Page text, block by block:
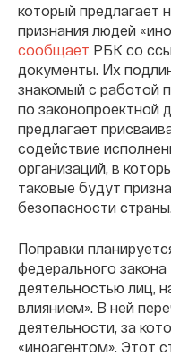
который предлагает
признания людей
сообщает РБК со
документы. Их
знакомый с работой
по законопроектной
предлагает
содействие
организаций, в
таковые будут
безопасности страны.
Поправки
федерального
деятельностью лиц,
влиянием». В ней
деятельности, за
«иноагентом». Этот